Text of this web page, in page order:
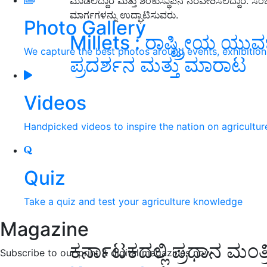
Photo Gallery
We capture the best photos around events,
Videos
Handpicked videos to inspire the nation on
Quiz
Take a quiz and test your agriculture knowledge
Magazine
Subscribe to our print & digital magazines now
ಮಾರ್ಗಗಳನ್ನು ಉದ್ಘಾಟಿಸುವರು.
Millets : ರಾಷ್ಟ್ರೀಯ
ಪ್ರದರ್ಶನ ಮತ್ತು ಮಾರಾಟ
ಕರ್ನಾಟಕದಲ್ಲಿ ಪ್ರಧಾನ